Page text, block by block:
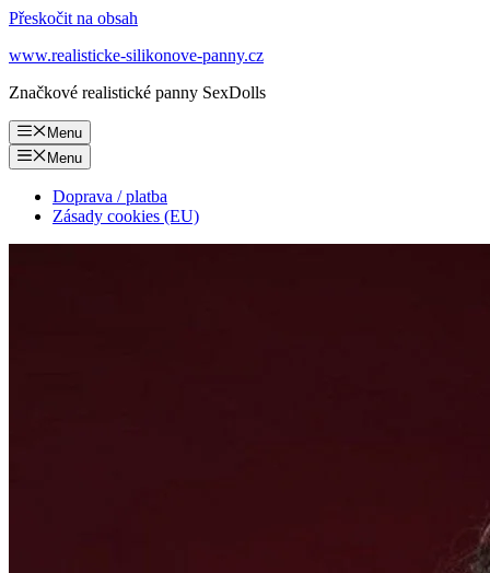
Přeskočit na obsah
www.realisticke-silikonove-panny.cz
Značkové realistické panny SexDolls
Menu
Menu
Doprava / platba
Zásady cookies (EU)